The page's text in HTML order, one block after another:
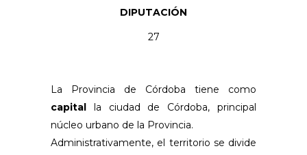
DIPUTACIÓN
27
La Provincia de Córdoba tiene como
capital la ciudad de Córdoba, principal
núcleo urbano de la Provincia.
Administrativamente, el territorio se divide